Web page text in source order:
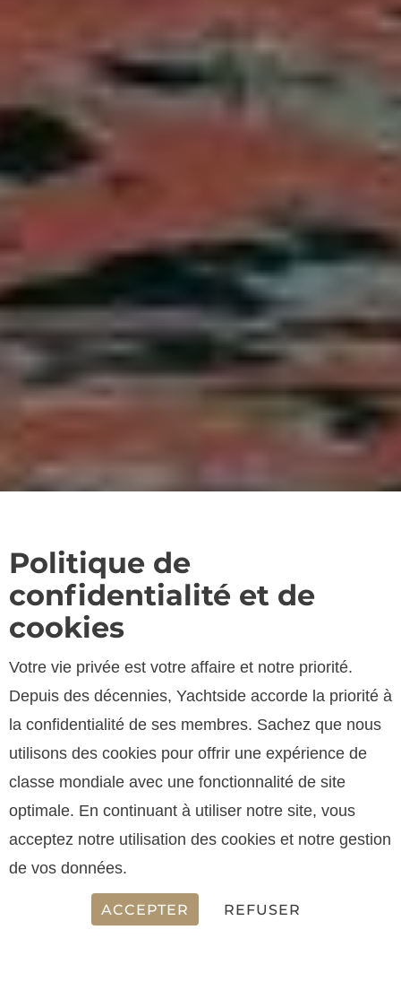
SPECIFICATIONS
LONGUEUR
Politique de
confidentialité et de
cookies
Votre vie privée est votre affaire et notre priorité.
Depuis des décennies, Yachtside accorde la priorité à
la confidentialité de ses membres. Sachez que nous
utilisons des cookies pour offrir une expérience de
classe mondiale avec une fonctionnalité de site
optimale. En continuant à utiliser notre site, vous
acceptez notre utilisation des cookies et notre gestion
de vos données.
ACCEPTER REFUSER